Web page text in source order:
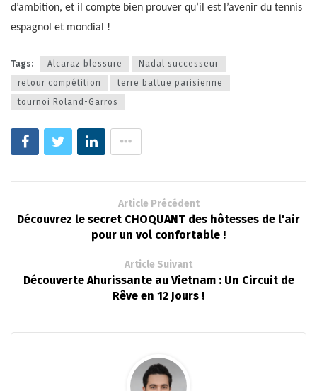
d’ambition, et il compte bien prouver qu’il est l’avenir du tennis
espagnol et mondial !
Tags: Alcaraz blessure
Nadal successeur
retour compétition
terre battue parisienne
tournoi Roland-Garros
Article Précédent
Découvrez le secret CHOQUANT des hôtesses de l'air
pour un vol confortable !
Article Suivant
Découverte Ahurissante au Vietnam : Un Circuit de
Rêve en 12 Jours !